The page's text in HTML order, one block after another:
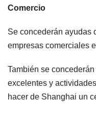
Comercio
Se concederán ayudas
empresas comerciales
También se
excelentes y
hacer de Shanghai un